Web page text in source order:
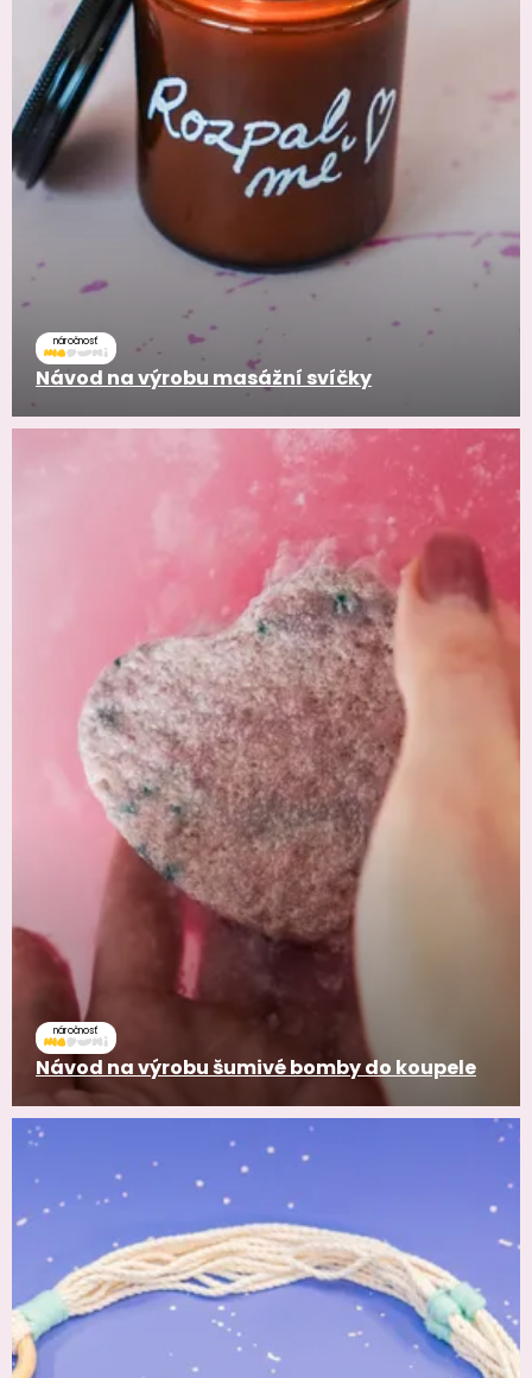
náročnosť
Návod na výrobu masážní svíčky
náročnosť
Návod na výrobu šumivé bomby do koupele